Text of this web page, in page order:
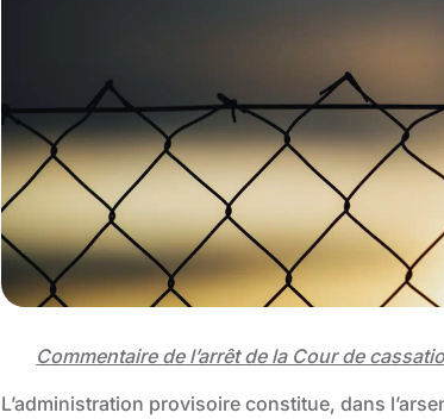
Commentaire de l’arrêt de la Cour de
L’administration provisoire constitue, dans